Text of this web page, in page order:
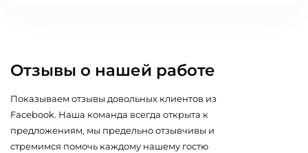
Отзывы о нашей работе
Показываем отзывы довольных клиентов из
Facebook. Наша команда всегда открыта к
предложениям, мы предельно отзывчивы и
стремимся помочь каждому нашему гостю